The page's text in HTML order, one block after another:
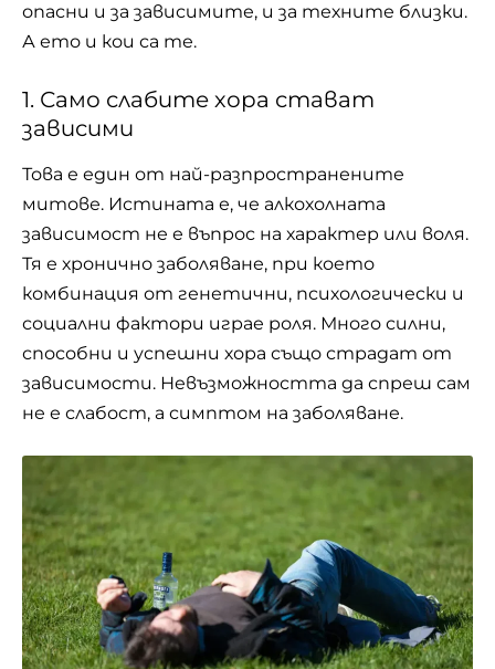
опасни и за зависимите, и за техните близки.
А ето и кои са те.
1. Само слабите хора стават
зависими
Това е един от най-разпространените
митове. Истината е, че алкохолната
зависимост не е въпрос на характер или воля.
Тя е хронично заболяване, при което
комбинация от генетични, психологически и
социални фактори играе роля. Много силни,
способни и успешни хора също страдат от
зависимости. Невъзможността да спреш сам
не е слабост, а симптом на заболяване.